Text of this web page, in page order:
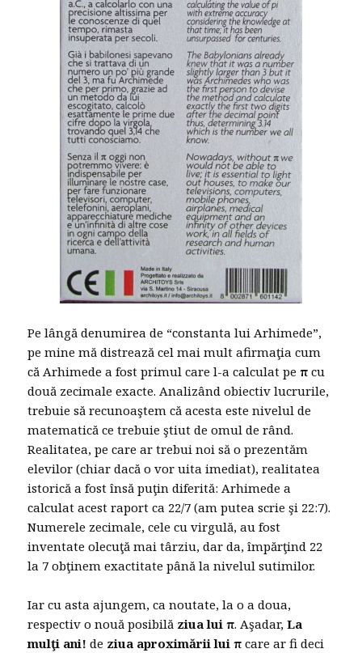
Pe lângă denumirea de “constanta lui Arhimede”,
pe mine mă distrează cel mai mult afirmaţia cum
că Arhimede a fost primul care l-a calculat peπ cu
două zecimale exacte. Analizând obiectiv lucrurile,
trebuie să recunoaştem că acesta este nivelul de
matematică ce trebuie ştiut de omul de rând.
Realitatea, pe care ar trebui noi să o prezentăm
elevilor (chiar dacă o vor uita imediat), realitatea
istorică a fost însă puţin diferită: Arhimede a
calculat acest raport ca 22/7 (am putea scrie şi 22:7).
Numerele zecimale, cele cu virgulă, au fost
inventate olecuţă mai târziu, dar da, împărţind 22
la 7 obţinem exactitate până la nivelul sutimilor.
Iar cu asta ajungem, ca noutate, la o a doua,
respectiv o nouă posibilă ziua lui π. Aşadar,La
mulţi ani! de ziua aproximării lui π care ar fi deci